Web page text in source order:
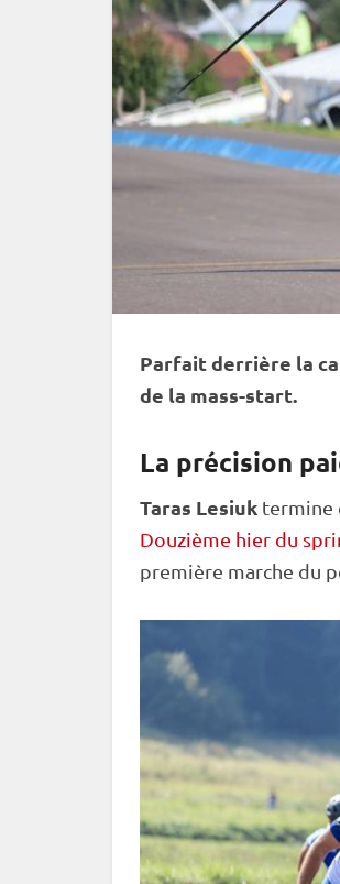
Parfait derrière la
de la mass-start.
La précision
Taras Lesiuk termine
Douzième hier du
première marche du